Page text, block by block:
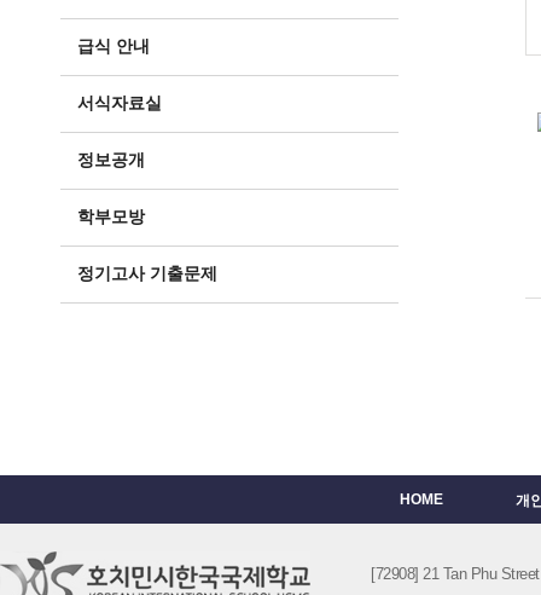
급식 안내
서식자료실
정보공개
학부모방
정기고사 기출문제
HOME 개
[72908] 21 Tan Phu